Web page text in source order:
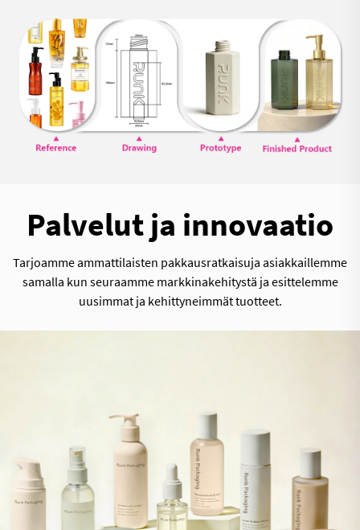
Palvelut ja innovaatio
Tarjoamme ammattilaisten pakkausratkaisuja asiakkaillemme
samalla kun seuraamme markkinakehitystä ja esittelemme
uusimmat ja kehittyneimmät tuotteet.